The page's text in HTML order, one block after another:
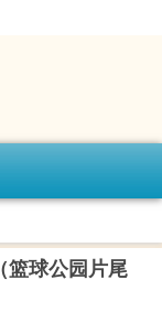
篮球公园片尾